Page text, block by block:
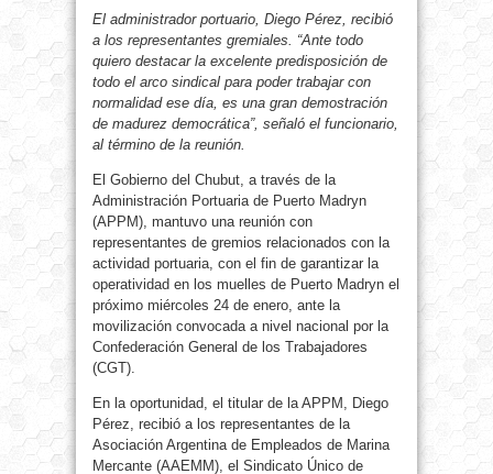
El administrador portuario, Diego Pérez, recibió
a los representantes gremiales. “Ante todo
quiero destacar la excelente predisposición de
todo el arco sindical para poder trabajar con
normalidad ese día, es una gran demostración
de madurez democrática”, señaló el funcionario,
al término de la reunión.
El Gobierno del Chubut, a través de la
Administración Portuaria de Puerto Madryn
(APPM), mantuvo una reunión con
representantes de gremios relacionados con la
actividad portuaria, con el fin de garantizar la
operatividad en los muelles de Puerto Madryn el
próximo miércoles 24 de enero, ante la
movilización convocada a nivel nacional por la
Confederación General de los Trabajadores
(CGT).
En la oportunidad, el titular de la APPM, Diego
Pérez, recibió a los representantes de la
Asociación Argentina de Empleados de Marina
Mercante (AAEMM), el Sindicato Único de